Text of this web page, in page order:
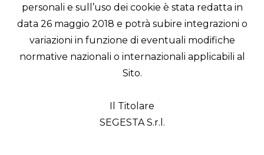
personali e sull’uso dei cookie è stata redatta in
data 26 maggio 2018 e potrà subire integrazioni o
variazioni in funzione di eventuali modifiche
normative nazionali o internazionali applicabili al
Sito.
Il Titolare
SEGESTA S.r.l.